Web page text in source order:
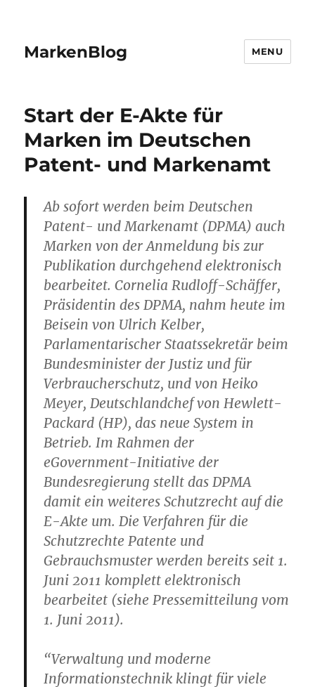
MarkenBlog MENU
Start der E-Akte für
Marken im Deutschen
Patent- und Markenamt
Ab sofort werden beim Deutschen
Patent- und Markenamt (DPMA) auch
Marken von der Anmeldung bis zur
Publikation durchgehend elektronisch
bearbeitet. Cornelia Rudloff-Schäffer,
Präsidentin des DPMA, nahm heute im
Beisein von Ulrich Kelber,
Parlamentarischer Staatssekretär beim
Bundesminister der Justiz und für
Verbraucherschutz, und von Heiko
Meyer, Deutschlandchef von Hewlett-
Packard (HP), das neue System in
Betrieb. Im Rahmen der
eGovernment-Initiative der
Bundesregierung stellt das DPMA
damit ein weiteres Schutzrecht auf die
E-Akte um. Die Verfahren für die
Schutzrechte Patente und
Gebrauchsmuster werden bereits seit 1.
Juni 2011 komplett elektronisch
bearbeitet (siehe Pressemitteilung vom
1. Juni 2011).
“Verwaltung und moderne
Informationstechnik klingt für viele